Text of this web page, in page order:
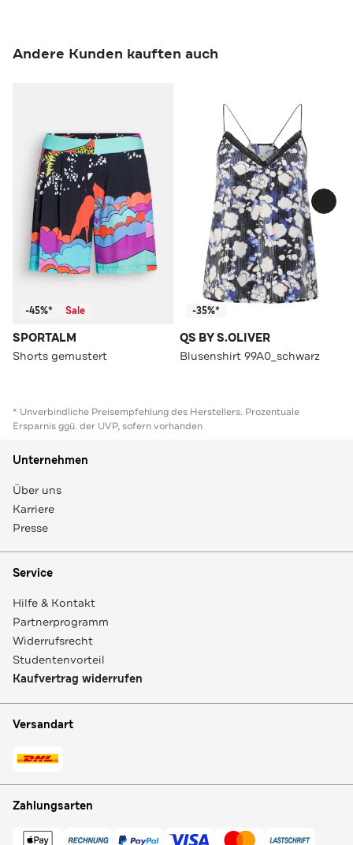
Andere Kunden kauften auch
-45%* Sale
SPORTALM
Shorts gemustert
-35%*
QS BY S.OLIVER
Blusenshirt 99A0_schwarz
* Unverbindliche Preisempfehlung des Herstellers. Prozentuale
Ersparnis ggü. der UVP, sofern vorhanden
Unternehmen
Über uns
Karriere
Presse
Service
Hilfe & Kontakt
Partnerprogramm
Widerrufsrecht
Studentenvorteil
Kaufvertrag widerrufen
Versandart
Zahlungsarten